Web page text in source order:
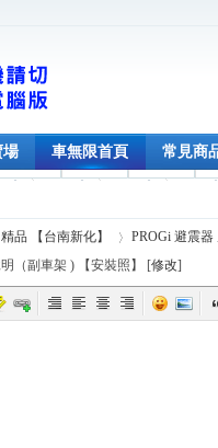
場 車無限首頁 常見商
品 【台南新化】
PROGi 避震器
（副車架 ) 【安裝照】 [修改]